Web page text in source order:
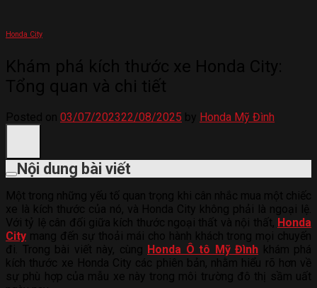
Honda City
03/07/202322/08/2025 Honda Mỹ Đình
Nội dung bài viết
Honda
City
Honda Ô tô Mỹ Đình